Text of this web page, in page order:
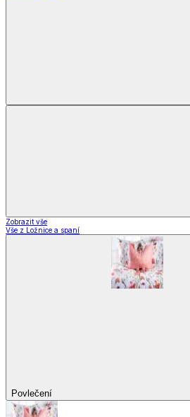
Zobrazit vše
Vše z Ložnice a spaní
Povlečení